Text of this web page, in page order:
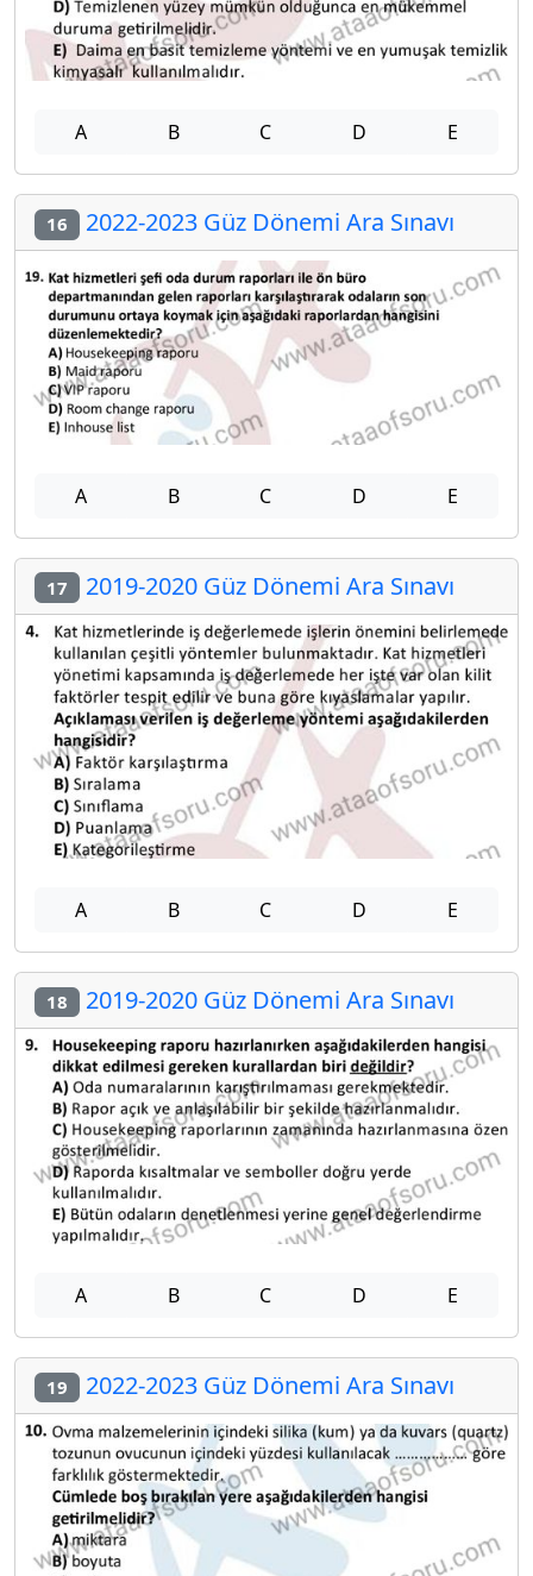
A B C D E
16 2022-2023 Güz Dönemi Ara Sınavı
A B C D E
17 2019-2020 Güz Dönemi Ara Sınavı
A B C D E
18 2019-2020 Güz Dönemi Ara Sınavı
A B C D E
19 2022-2023 Güz Dönemi Ara Sınavı